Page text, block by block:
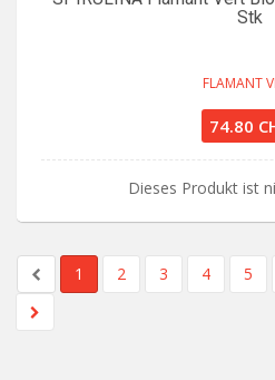
Stk
FLAMANT
74.80
Dieses Produkt ist
1 2 3 4 5